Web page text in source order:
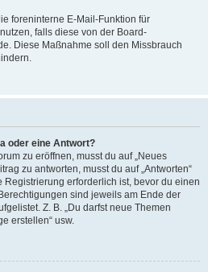
foreninterne E-Mail-Funktion für
falls diese von der Board-
Diese Maßnahme soll den Missbrauch
oder eine Antwort?
zu eröffnen, musst du auf „Neues
zu antworten, musst du auf „Antworten“
Registrierung erforderlich ist, bevor du einen
sind jeweils am Ende der
Z. B. „Du darfst neue Themen
erstellen“ usw.